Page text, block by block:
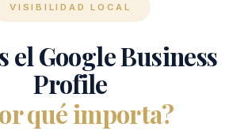
VISIBILIDAD LOCAL
el Google Business
Profile
qué importa?